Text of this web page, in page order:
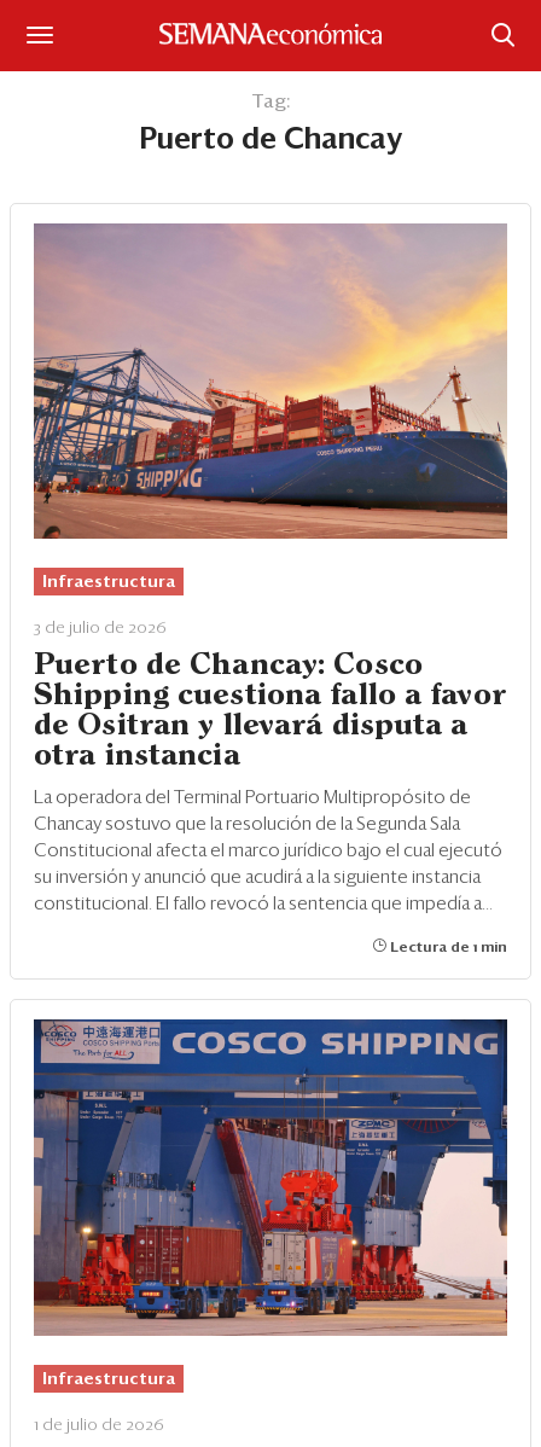
Iniciar sesión
Portada
Management
Economía y Finanzas
Legal y Política
Eventos
Blogs
Ranking CEO
Edición Impresa
Tag:
Puerto de Chancay
Infraestructura
3 de julio de 2026
Puerto de Chancay: Cosco
Shipping cuestiona fallo a favor
de Ositran y llevará disputa a
otra instancia
La operadora del Terminal Portuario Multipropósito de
Chancay sostuvo que la resolución de la Segunda Sala
Constitucional afecta el marco jurídico bajo el cual ejecutó
su inversión y anunció que acudirá a la siguiente instancia
constitucional. El fallo revocó la sentencia que impedía a...
Lectura de 1 min
Infraestructura
1 de julio de 2026